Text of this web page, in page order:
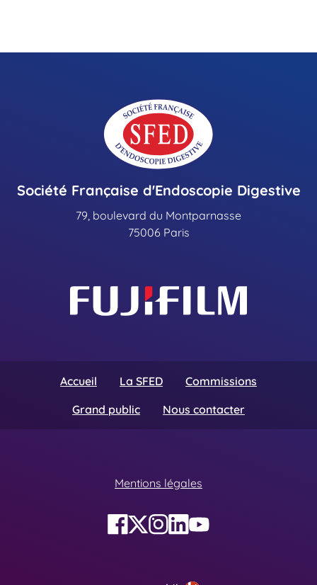
Société Française d'Endoscopie Digestive
79, boulevard du Montparnasse
75006 Paris
Accueil La SFED
Commissions
Grand public
Nous contacter
Mentions légales